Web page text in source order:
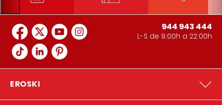
944 943 444
L-S de 9:00h a 22:00h
EROSKI